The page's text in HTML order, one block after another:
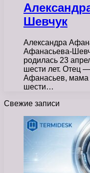
Шевчук
Александра
Афанасьева-
родилась 23
шести лет. Отец
Афанасьев,
шести…
Свежие записи